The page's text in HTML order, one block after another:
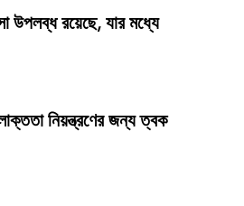
উপলব্ধ রয়েছে, যার মধ্যে
নিয়ন্ত্রণের জন্য ত্বক